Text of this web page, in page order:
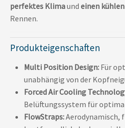
perfektes Klimaund einen
Rennen.
Produkteigenschaften
Multi Position Design: Für
unabhängig von der
Forced Air Cooling
Belüftungssystem für
FlowStraps:Aerodynamisch,